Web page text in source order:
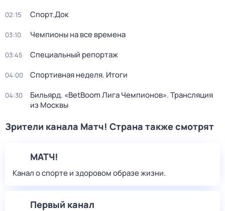
02:15 Спорт.Док
03:10 Чемпионы на все времена
03:45 Специальный репортаж
04:00 Спортивная неделя. Итоги
04:30
Бильярд. «BetBoom Лига Чемпионов». Трансляция
из Москвы
Зрители канала Матч! Страна также смотрят
МАТЧ!
Канал о спорте и здоровом образе жизни.
Первый канал